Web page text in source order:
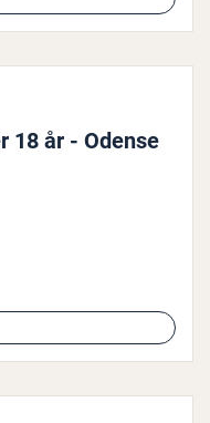
18 år - Odense